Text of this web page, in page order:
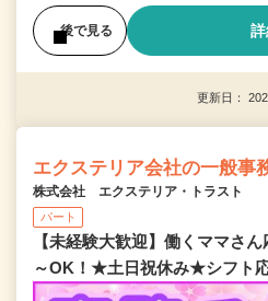
後で見る
更新日：
エクステリア会社の一般事
株式会社 エクステリア・トラスト
パート
【未経験大歓迎】働くママさ
～OK！★土日祝休み★シフト応